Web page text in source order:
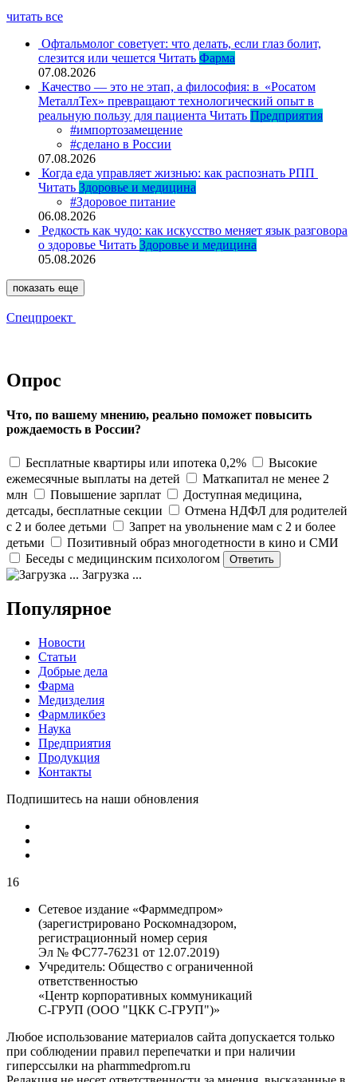
читать все
Офтальмолог советует: что делать, если глаз болит,
слезится или чешется Читать Фарма
07.08.2026
Качество — это не этап, а философия: в «Росатом
МеталлТех» превращают технологический опыт в
реальную пользу для пациента Читать Предприятия
#импортозамещение
#сделано в России
07.08.2026
Когда еда управляет жизнью: как распознать РПП
Читать Здоровье и медицина
#Здоровое питание
06.08.2026
Редкость как чудо: как искусство меняет язык разговора
о здоровье Читать Здоровье и медицина
05.08.2026
показать еще
Спецпроект
Опрос
Что, по вашему мнению, реально поможет повысить
рождаемость в России?
Бесплатные квартиры или ипотека 0,2%
Высокие
ежемесячные выплаты на детей
Маткапитал не менее 2
млн
Повышение зарплат
Доступная медицина,
детсады, бесплатные секции
Отмена НДФЛ для родителей
с 2 и более детьми
Запрет на увольнение мам с 2 и более
детьми
Позитивный образ многодетности в кино и СМИ
Беседы с медицинским психологом
Загрузка ...
Популярное
Новости
Статьи
Добрые дела
Фарма
Медизделия
Фармликбез
Наука
Предприятия
Продукция
Контакты
Подпишитесь на наши обновления
16
Сетевое издание «Фарммедпром»
(зарегистрировано Роскомнадзором,
регистрационный номер серия
Эл № ФС77-76231 от 12.07.2019)
Учредитель: Общество с ограниченной
ответственностью
«Центр корпоративных коммуникаций
С-ГРУП (ООО "ЦКК С-ГРУП")»
Любое использование материалов сайта допускается только
при соблюдении правил перепечатки и при наличии
гиперссылки на pharmmedprom.ru